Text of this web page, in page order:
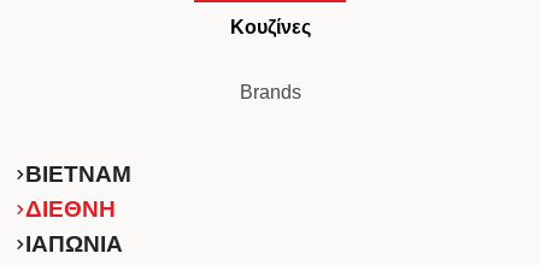
Κουζίνες
Brands
ΒΙΕΤΝΑΜ
ΔΙΕΘΝΗ
ΙΑΠΩΝΙΑ